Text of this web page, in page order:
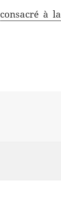
consacré à